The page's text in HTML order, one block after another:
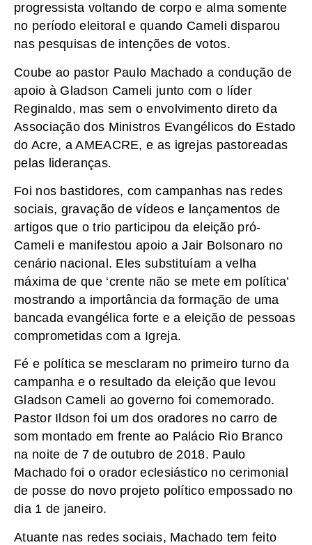
progressista voltando de corpo e alma somente
no período eleitoral e quando Cameli disparou
nas pesquisas de intenções de votos.
Coube ao pastor Paulo Machado a condução de
apoio à Gladson Cameli junto com o líder
Reginaldo, mas sem o envolvimento direto da
Associação dos Ministros Evangélicos do Estado
do Acre, a AMEACRE, e as igrejas pastoreadas
pelas lideranças.
Foi nos bastidores, com campanhas nas redes
sociais, gravação de vídeos e lançamentos de
artigos que o trio participou da eleição pró-
Cameli e manifestou apoio a Jair Bolsonaro no
cenário nacional. Eles substituíam a velha
máxima de que ‘crente não se mete em política’
mostrando a importância da formação de uma
bancada evangélica forte e a eleição de pessoas
comprometidas com a Igreja.
Fé e política se mesclaram no primeiro turno da
campanha e o resultado da eleição que levou
Gladson Cameli ao governo foi comemorado.
Pastor Ildson foi um dos oradores no carro de
som montado em frente ao Palácio Rio Branco
na noite de 7 de outubro de 2018. Paulo
Machado foi o orador eclesiástico no cerimonial
de posse do novo projeto político empossado no
dia 1 de janeiro.
Atuante nas redes sociais, Machado tem feito